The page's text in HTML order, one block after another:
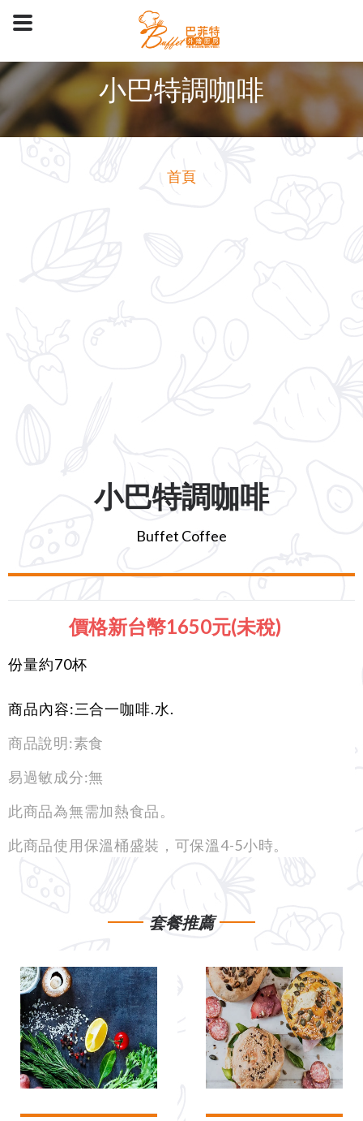
小巴特調咖啡
首頁
小巴特調咖啡
Buffet Coffee
價格新台幣1650元(未稅)
份量約70杯
商品內容:三合一咖啡.水.
商品說明:素食
易過敏成分:無
此商品為無需加熱食品。
此商品使用保溫桶盛裝，可保溫4-5小時。
套餐推薦